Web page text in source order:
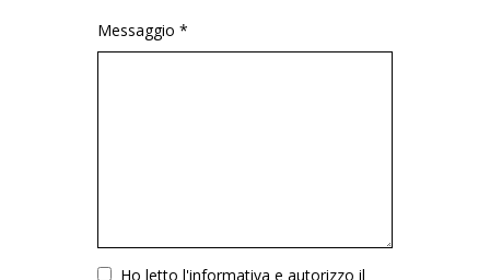
Messaggio *
VuotoHo letto l'informativa e autorizzo il